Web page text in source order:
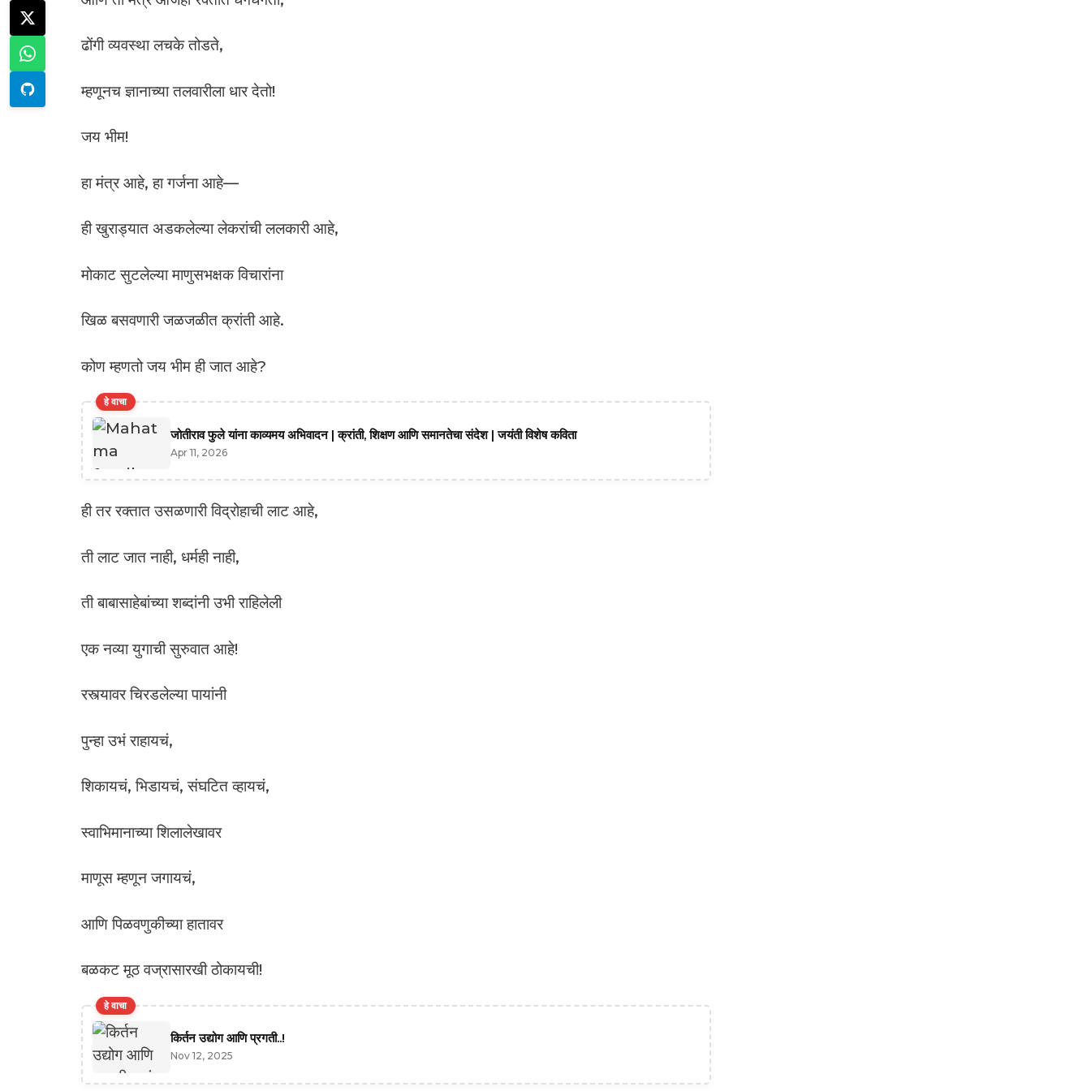
ढोंगी व्यवस्था लचके तोडते,
म्हणूनच ज्ञानाच्या तलवारीला धार देतो!
जय भीम!
हा मंत्र आहे, हा गर्जना आहे—
ही खुराड्यात अडकलेल्या लेकरांची ललकारी आहे,
मोकाट सुटलेल्या माणुसभक्षक विचारांना
खिळ बसवणारी जळजळीत क्रांती आहे.
कोण म्हणतो जय भीम ही जात आहे?
हे वाचा
जोतीराव फुले यांना काव्यमय अभिवादन | क्रांती, शिक्षण आणि समानतेचा संदेश | जयंती विशेष कविता
Apr 11, 2026
ही तर रक्तात उसळणारी विद्रोहाची लाट आहे,
ती लाट जात नाही, धर्मही नाही,
ती बाबासाहेबांच्या शब्दांनी उभी राहिलेली
एक नव्या युगाची सुरुवात आहे!
रस्त्यावर चिरडलेल्या पायांनी
पुन्हा उभं राहायचं,
शिकायचं, भिडायचं, संघटित व्हायचं,
स्वाभिमानाच्या शिलालेखावर
माणूस म्हणून जगायचं,
आणि पिळवणुकीच्या हातावर
बळकट मूठ वज्रासारखी ठोकायची!
हे वाचा
किर्तन उद्योग आणि प्रगती..!
Nov 12, 2025